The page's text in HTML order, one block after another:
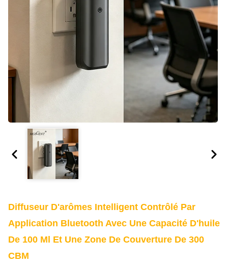
Diffuseur D'arômes Intelligent Contrôlé Par
Application Bluetooth Avec Une Capacité D'huile
De 100 Ml Et Une Zone De Couverture De 300
CBM